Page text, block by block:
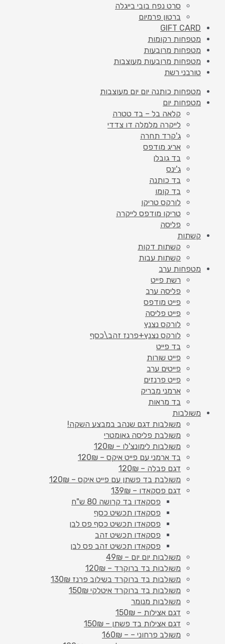
סרט נפח בובי בייגלה
ברטון פרמיום
GIFT CARD
מטפחות רקומות
מטפחות מרובעות
מטפחות מרובעות מעוצבות
טורבני רשת
מטפחות כותנה יום יום מעוצבות
מטפחות יום
קלאה בל – בד טטרה
לייקרה מלמלה דו צדדי
ג'קרד תחרה
אריג מודפס
בד גובלן
ג'ינס
בד כותנה
בד קומו
לורקס טריקו
טריקו מודפס לייקרה
פליסה
קשתות
קשתות דקות
קשתות עבות
מטפחות ערב
רשת פייט
פליסה ערב
פייט מודפס
פייט פליסה
לורקס נצנץ
לורקס נצנץ+פרנז זהב\כסף
בד פייט
פייט שורות
פייטים ערב
פייט פרנזים
ארמני מבריק
בד מראות
משולבות
משולבות דגם שנהב במבצע השקה!
משולבת פליסה גאומטרי
משולבות לימונצ'לו – 120₪
בד ארמני עם פייט איקס – 120₪
דגם פבלה – 120₪
משולבת בד פשתן עם פייט איקס – 120₪
דגם פסקאדו – 139₪
פסקאדו בד קרושה 80 ש"ח
פסקאדו תכשיט כסף
פסקאדו תכשיט כסף פס לבן
פסקאדו תכשיט זהב
פסקאדו תכשיט זהב פס לבן
משולבות יום יום – 49₪
משולבות בד ברוקרד – 120₪
משולבות בד ברוקרד בשילוב פרנז 130₪
משולבות בד ברוקרד איטלקי 150₪
משולבות מנומר
דגם אצילות – 150₪
דגם אצילות בד פשתן – 150₪
משולב פרחוני – – 160₪